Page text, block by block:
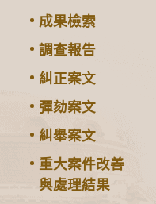
成果檢索
調查報告
糾正案文
彈劾案文
糾舉案文
重大案件改善
與處理結果